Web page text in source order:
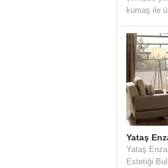
kumaş ile
Yataş
Yataş
Estetiği